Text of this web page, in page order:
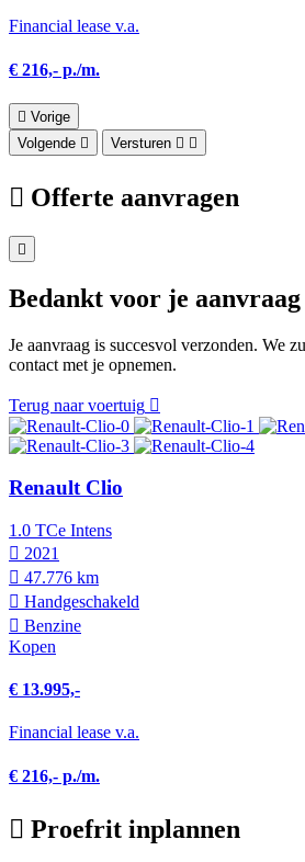
Financial lease v.a.
€ 216,- p./m.
Vorige
Volgende
Versturen
Offerte aanvragen
Bedankt voor je aanvraag
Je aanvraag is succesvol verzonden. We
contact met je opnemen.
Terug naar voertuig
Renault Clio
1.0 TCe Intens
2021
47.776 km
Hand­geschakeld
Benzine
Kopen
€ 13.995,-
Financial lease v.a.
€ 216,- p./m.
Proefrit inplannen